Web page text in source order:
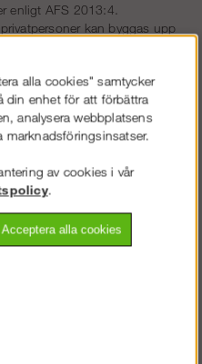
enligt AFS 2013:4.
kan byggas upp
»
för trapptorn »
alla cookies" samtycker
din enhet för att förbättra
analysera webbplatsens
marknadsföringsinsatser.
av cookies i vår
.
Acceptera alla cookies